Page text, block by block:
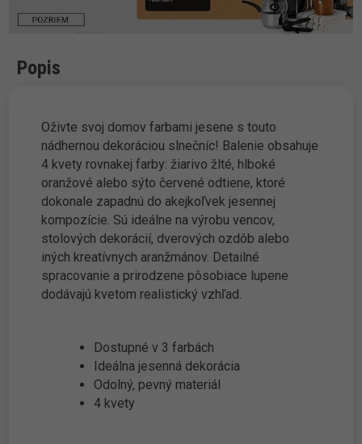
Popis
Oživte svoj domov farbami jesene s touto
nádhernou dekoráciou slnečníc! Balenie obsahuje
4 kvety rovnakej farby: žiarivo žlté, hlboké
oranžové alebo sýto červené odtiene, ktoré
dokonale zapadnú do akejkoľvek jesennej
kompozície. Sú ideálne na výrobu vencov,
stolových dekorácií, dverových ozdôb alebo
iných kreatívnych aranžmánov. Detailné
spracovanie a prirodzene pôsobiace lupene
dodávajú kvetom realistický vzhľad.
Dostupné v 3 farbách
Ideálna jesenná dekorácia
Odolný, pevný materiál
4 kvety